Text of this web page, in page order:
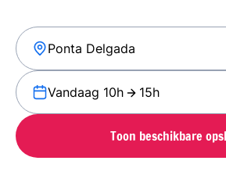
Vandaag 10h 15h
Toon beschikbare